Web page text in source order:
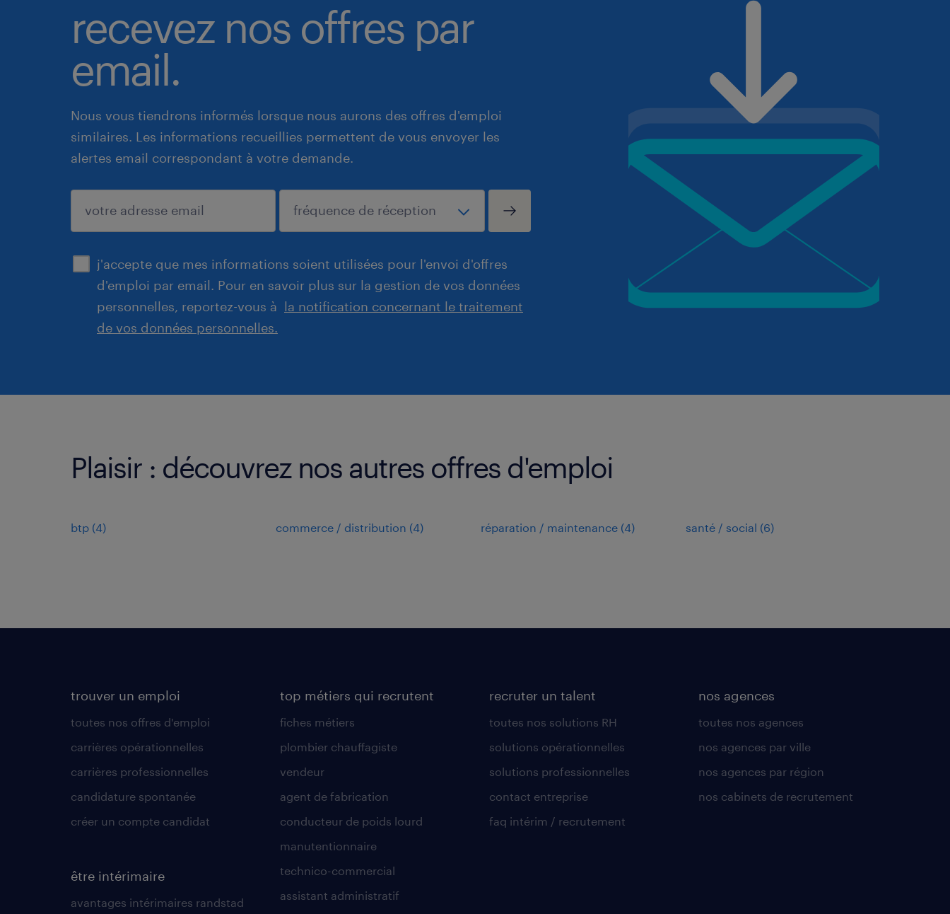
recevez nos offres par
email.
Nous vous tiendrons informés lorsque nous aurons des offres d'emploi
similaires. Les informations recueillies permettent de vous envoyer les
alertes email correspondant à votre demande.
j'accepte que mes informations soient utilisées pour l'envoi d'offres
d'emploi par email. Pour en savoir plus sur la gestion de vos données
personnelles, reportez-vous à la notification concernant le traitement
de vos données personnelles.
enregistrer
Plaisir : découvrez nos autres offres d'emploi
btp (4) commerce / distribution (4) réparation / maintenance (4) santé / social (6)
trouver un emploi
toutes nos offres d'emploi
carrières opérationnelles
carrières professionnelles
candidature spontanée
créer un compte candidat
être intérimaire
avantages intérimaires randstad
top métiers qui recrutent
fiches métiers
plombier chauffagiste
vendeur
agent de fabrication
conducteur de poids lourd
manutentionnaire
technico-commercial
assistant administratif
recruter un talent
toutes nos solutions RH
solutions opérationnelles
solutions professionnelles
contact entreprise
faq intérim / recrutement
nos agences
toutes nos agences
nos agences par ville
nos agences par région
nos cabinets de recrutement